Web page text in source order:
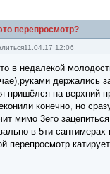
перепросмотр?
11.04.17 12:06
в недалекой
держались
пришёлся на верхний
конечно, но
мимо 3его
в 5ти
перепросмотр